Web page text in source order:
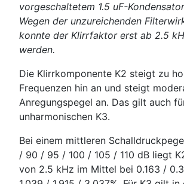
vorgeschaltetem 1.5 uF-
Wegen der unzureichenden
konnte der Klirrfaktor erst ab 2.5
werden.
Die Klirrkomponente K2 steigt zu
Frequenzen hin an und steigt
Anregungspegel an. Das gilt auch
unharmonischen K3.
Bei einem mittleren
/ 90 / 95 / 100 / 105 / 110 dB liegt
von 2.5 kHz im Mittel bei 0.163 /